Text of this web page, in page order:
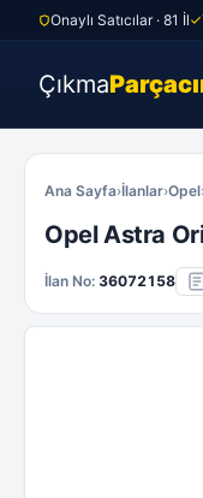
Onaylı Satıcılar · 81 İl
Çıkma
Ana Sayfa›İlanlar›Opel
Opel Astra
İlan No: 36072158